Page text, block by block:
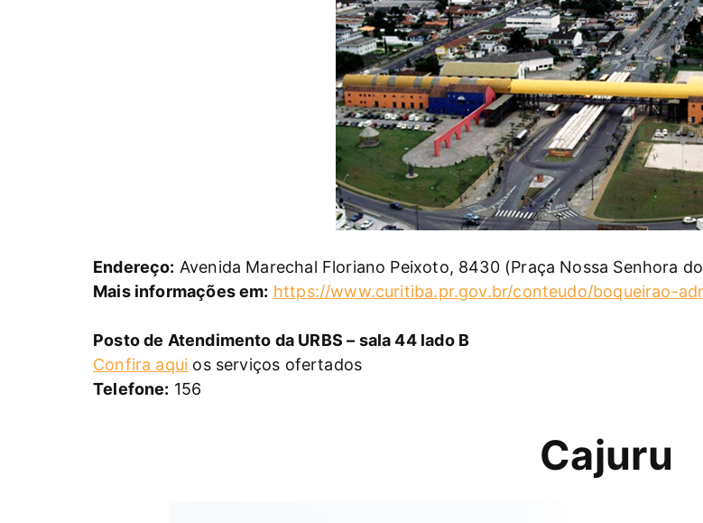
Endereço: Avenida Marechal Floriano Peixoto, 8430 (Praça Nossa Senhora
Mais informações em: https://www.curitiba.pr.gov.br/conteudo/boqueirao-
Posto de Atendimento da URBS – sala 44 lado B
Confira aqui os serviços ofertados
Telefone: 156
Cajuru